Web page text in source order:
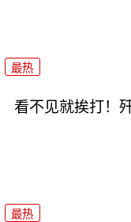
最热
看不见就挨打！
最热